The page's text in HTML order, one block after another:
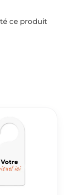
ce produit